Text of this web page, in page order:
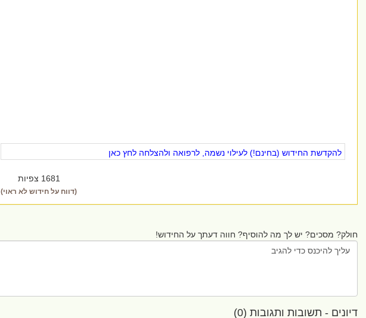
להקדשת החידוש (בחינם!) לעילוי נשמה, לרפואה ולהצלחה לחץ כאן
1681 צפיות
(דווח על חידוש לא ראוי)
חולק? מסכים? יש לך מה להוסיף? חווה דעתך על החידוש!
דיונים - תשובות ותגובות (0)